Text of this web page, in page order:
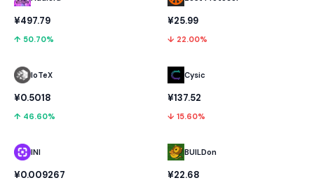
¥497.79
↑ 50.70%
IoTeX
¥0.5018
↑ 46.60%
INI
¥0.009267
¥25.99
↓ 22.00%
Cysic
¥137.52
↓ 15.60%
BUILDon
¥22.68